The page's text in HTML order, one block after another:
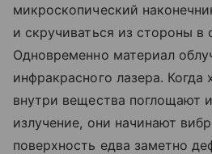
микроскопический
и скручиваться из стороны в
Одновременно материал
инфракрасного лазера. Когда
внутри вещества поглощают
излучение, они начинают
поверхность едва заметно